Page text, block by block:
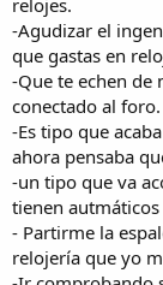
relojes.
-Agudizar el
que gastas en
-Que te echen de
conectado al foro.
-Es tipo que
ahora pensaba
-un tipo que va
tienen autmáticos
- Partirme la
relojería que yo